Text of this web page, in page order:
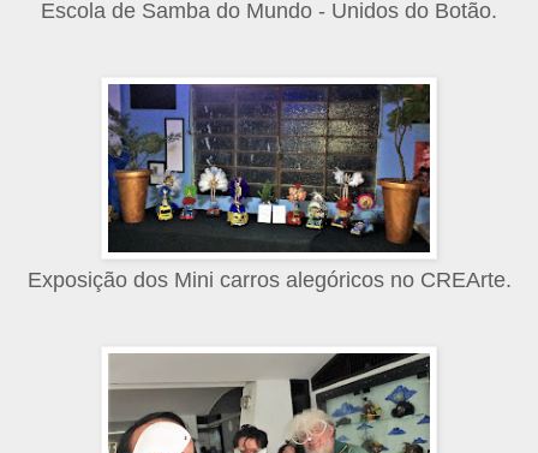
Escola de Samba do Mundo - Unidos do Botão.
Exposição dos Mini carros alegóricos no CREArte.